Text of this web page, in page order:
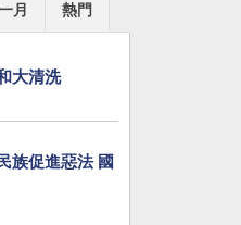
月 熱門
大清洗
族促進惡法 國